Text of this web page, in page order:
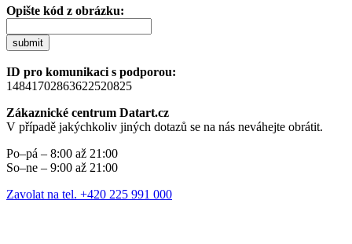
Opište kód z obrázku:
submit
ID pro komunikaci s podporou:
14841702863622520825
Zákaznické centrum Datart.cz
V případě jakýchkoliv jiných dotazů se na nás neváhejte obrátit.
Po–pá – 8:00 až 21:00
So–ne – 9:00 až 21:00
Zavolat na tel. +420 225 991 000